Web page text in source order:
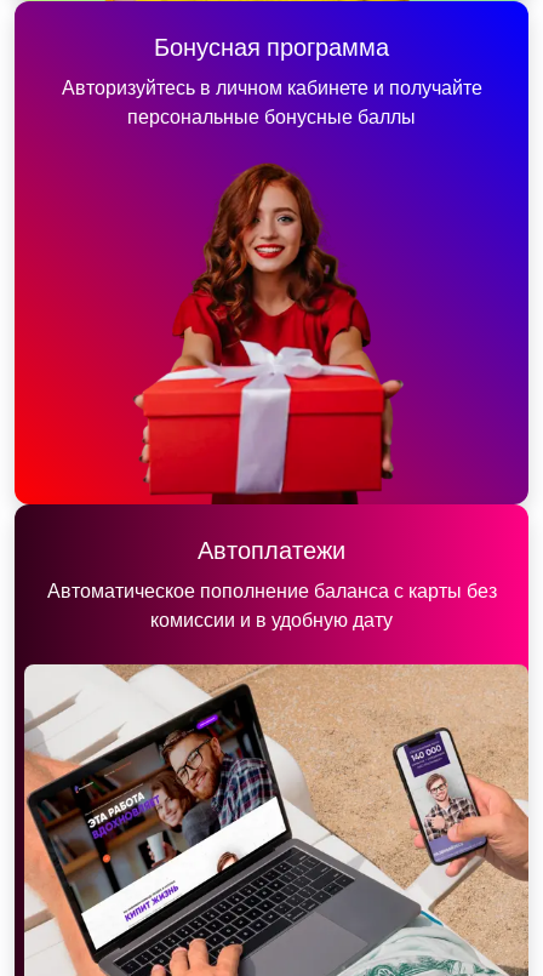
Бонусная программа
Авторизуйтесь в личном кабинете и получайте
персональные бонусные баллы
Автоплатежи
Автоматическое пополнение баланса с карты без
комиссии и в удобную дату